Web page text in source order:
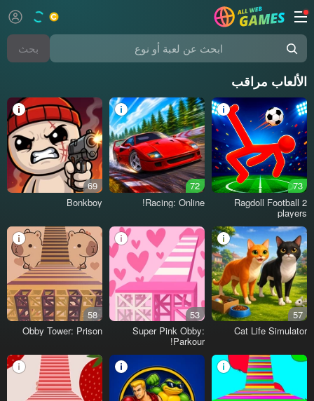
ابحث عن لعبة أو نوع بحث
الألعاب مراقب
73
Ragdoll Football 2
players
72
Racing: Online!
69
Bonkboy
57
Cat Life Simulator
53
Super Pink Obby:
Parkour!
58
Obby Tower: Prison